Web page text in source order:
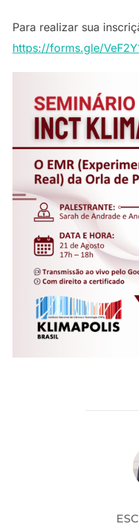
Para realizar sua
https://forms.gle/